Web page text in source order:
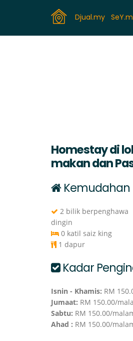
Djual.my
Homestay di
makan dan
Kemudahan
2 bilik berpenghawa
dingin
0 katil saiz king
1 dapur
Kadar
Isnin - Khamis: RM
Jumaat: RM 150.00/
Sabtu: RM 150.00/
Ahad : RM 150.00/